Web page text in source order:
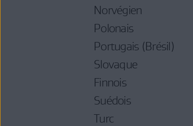
Norvégien
Polonais
Portugais (Brésil)
Slovaque
Finnois
Suédois
Turc